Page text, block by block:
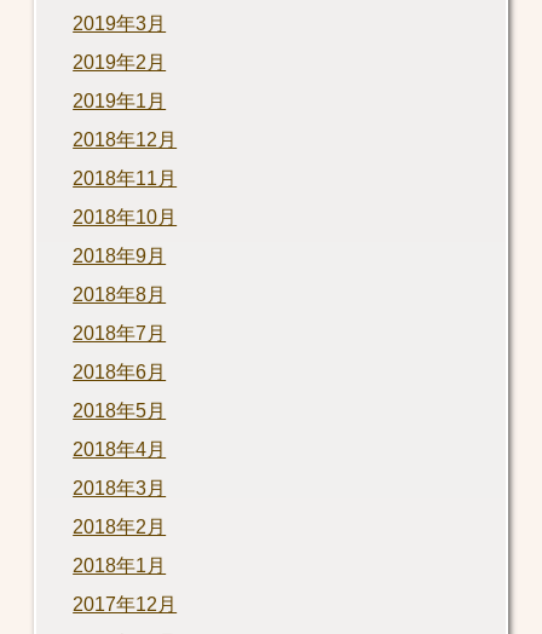
2019年3月
2019年2月
2019年1月
2018年12月
2018年11月
2018年10月
2018年9月
2018年8月
2018年7月
2018年6月
2018年5月
2018年4月
2018年3月
2018年2月
2018年1月
2017年12月